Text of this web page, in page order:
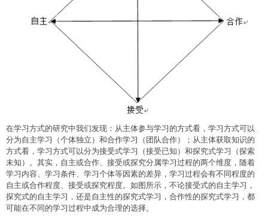
在学习方式的研究中我们发现：从主体参与学习的方式看，学习方式可以
分为自主学习（个体独立）和合作学习（团队合作）；从主体获取知识的
方式看，学习方式可以分为接受式学习（接受已知）和探究式学习（探索
未知）。其实，自主或合作、接受或探究分属学习过程的两个维度，随着
学习内容、学习条件、学习个体等因素的差异，学习过程会有不同程度的
自主或合作程度、接受或探究程度。如图所示，不论接受式的自主学习，
探究式的自主学习，还是自主性的探究式学习，合作性的探究式学习，都
可能在不同的学习过程中成为合理的选择。